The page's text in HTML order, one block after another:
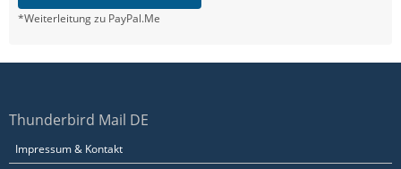
*Weiterleitung zu PayPal.Me
Thunderbird Mail DE
Impressum & Kontakt